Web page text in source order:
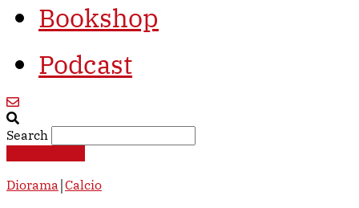
Bookshop
Podcast
Search
Diorama Calcio